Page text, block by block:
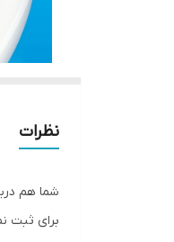
نظرات
شما هم
برای ثبت